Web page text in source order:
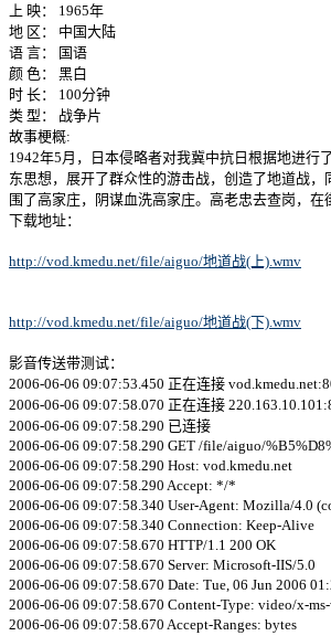
上 映： 1965年
地 区： 中国大陆
语 言： 国语
颜 色： 黑白
时 长： 100分钟
类 型： 战争片
故事梗概:
1942年5月，日本侵略者对我冀中抗日根据地进
东思想，展开了群众性的游击战，创造了地道战
围了高家庄，阴谋血洗高家庄。高老忠去查岗，
下载地址：
http://vod.kmedu.net/file/aiguo/地道战(上).wmv
http://vod.kmedu.net/file/aiguo/地道战(下).wmv
影音传送带测试：
2006-06-06 09:07:53.450 正在连接
2006-06-06 09:07:58.070 正在连接
2006-06-06 09:07:58.290 已连接
2006-06-06 09:07:58.290 GET /file/aiguo/
2006-06-06 09:07:58.290 Host: vod.kmedu.net
2006-06-06 09:07:58.290 Accept: */*
2006-06-06 09:07:58.340 User-Agent: Mozilla/4.0
2006-06-06 09:07:58.340 Connection: Keep-Alive
2006-06-06 09:07:58.670 HTTP/1.1 200 OK
2006-06-06 09:07:58.670 Server: Microsoft-IIS/5.0
2006-06-06 09:07:58.670 Date: Tue, 06 Jun 2006
2006-06-06 09:07:58.670 Content-Type: video/x-
2006-06-06 09:07:58.670 Accept-Ranges: bytes